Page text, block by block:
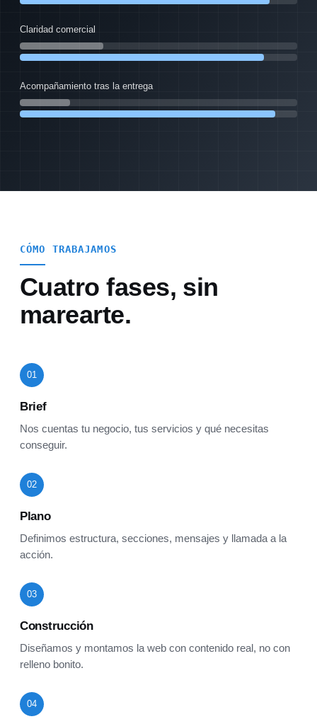
Claridad comercial
Acompañamiento tras la entrega
CÓMO TRABAJAMOS
Cuatro fases, sin
marearte.
01
Brief
Nos cuentas tu negocio, tus servicios y qué necesitas
conseguir.
02
Plano
Definimos estructura, secciones, mensajes y llamada a la
acción.
03
Construcción
Diseñamos y montamos la web con contenido real, no con
relleno bonito.
04